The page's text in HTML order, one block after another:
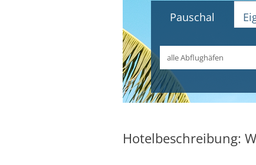
Pauschal
Hotelbeschreibung: